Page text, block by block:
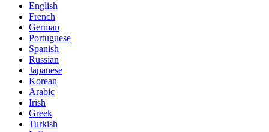
English
French
German
Portuguese
Spanish
Russian
Japanese
Korean
Arabic
Irish
Greek
Turkish